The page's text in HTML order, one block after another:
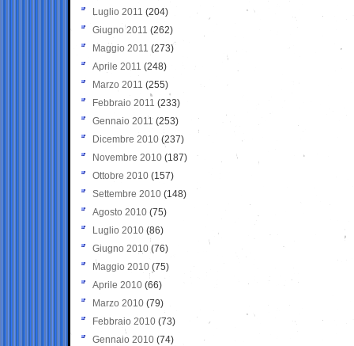
Luglio 2011 (204)
Giugno 2011 (262)
Maggio 2011 (273)
Aprile 2011 (248)
Marzo 2011 (255)
Febbraio 2011 (233)
Gennaio 2011 (253)
Dicembre 2010 (237)
Novembre 2010 (187)
Ottobre 2010 (157)
Settembre 2010 (148)
Agosto 2010 (75)
Luglio 2010 (86)
Giugno 2010 (76)
Maggio 2010 (75)
Aprile 2010 (66)
Marzo 2010 (79)
Febbraio 2010 (73)
Gennaio 2010 (74)